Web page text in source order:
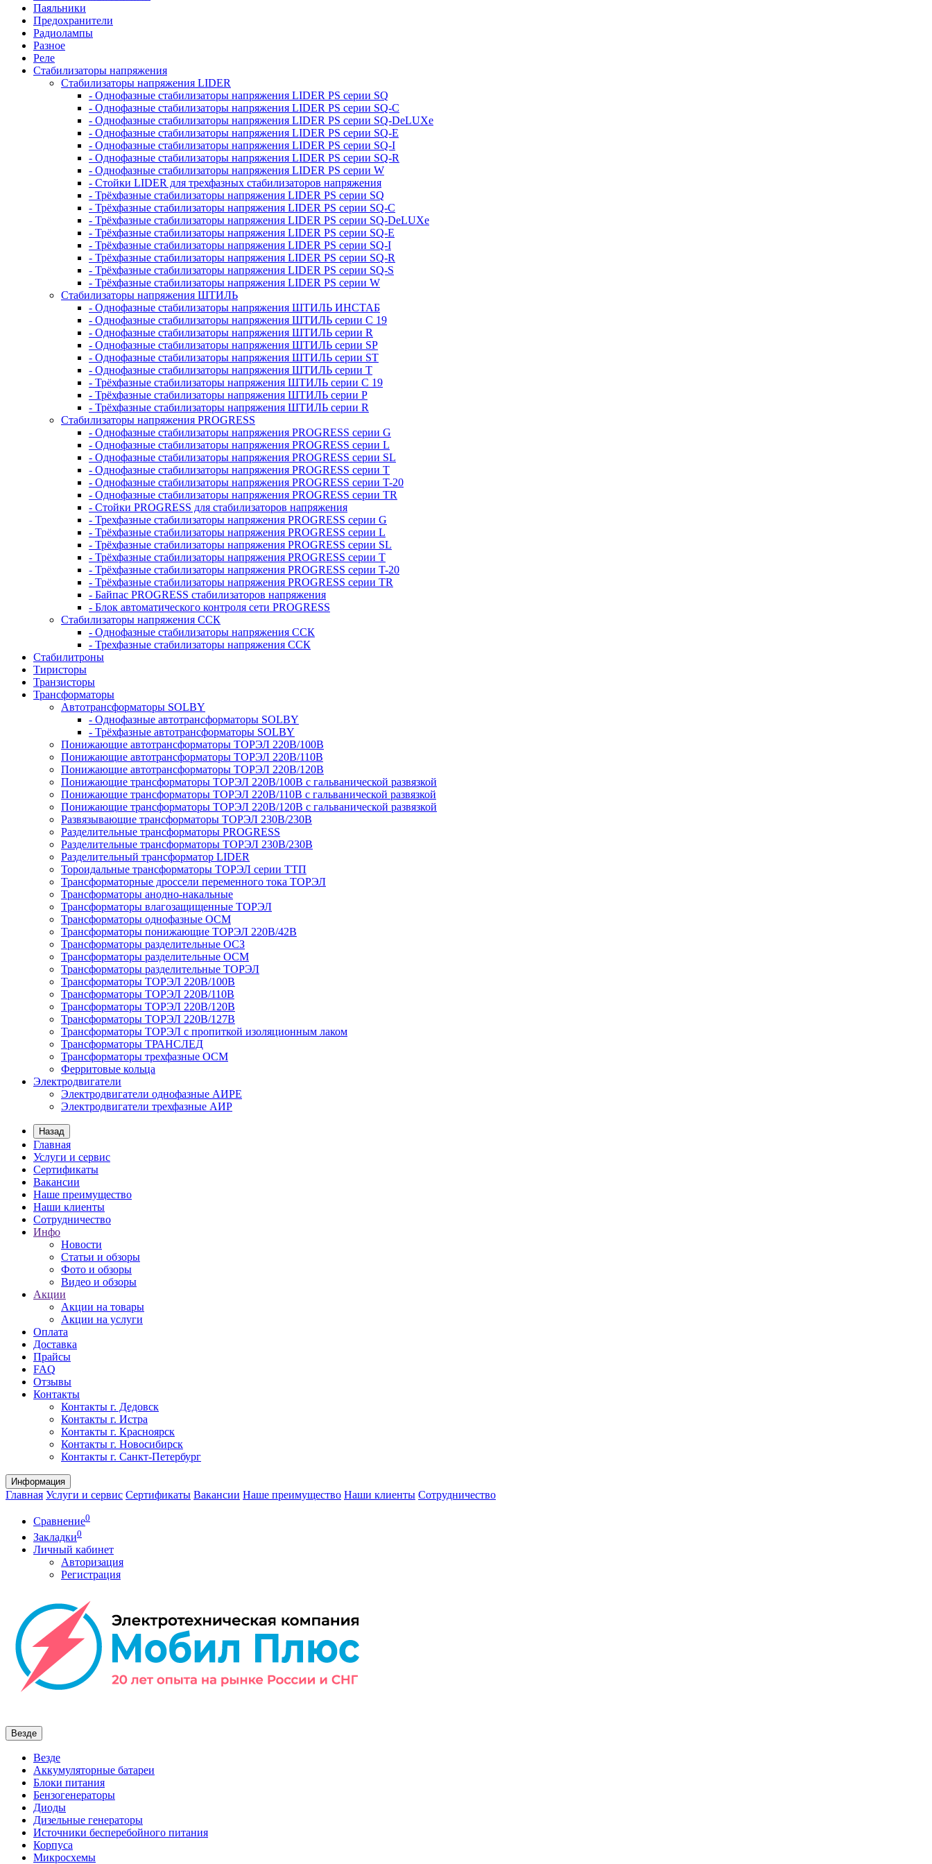
Паяльники
Предохранители
Радиолампы
Разное
Реле
Стабилизаторы напряжения
Стабилизаторы напряжения LIDER
- Однофазные стабилизаторы напряжения LIDER PS серии SQ
- Однофазные стабилизаторы напряжения LIDER PS серии SQ-C
- Однофазные стабилизаторы напряжения LIDER PS серии SQ-DeLUXe
- Однофазные стабилизаторы напряжения LIDER PS серии SQ-E
- Однофазные стабилизаторы напряжения LIDER PS серии SQ-I
- Однофазные стабилизаторы напряжения LIDER PS серии SQ-R
- Однофазные стабилизаторы напряжения LIDER PS серии W
- Стойки LIDER для трехфазных стабилизаторов напряжения
- Трёхфазные стабилизаторы напряжения LIDER PS серии SQ
- Трёхфазные стабилизаторы напряжения LIDER PS серии SQ-C
- Трёхфазные стабилизаторы напряжения LIDER PS серии SQ-DeLUXe
- Трёхфазные стабилизаторы напряжения LIDER PS серии SQ-E
- Трёхфазные стабилизаторы напряжения LIDER PS серии SQ-I
- Трёхфазные стабилизаторы напряжения LIDER PS серии SQ-R
- Трёхфазные стабилизаторы напряжения LIDER PS серии SQ-S
- Трёхфазные стабилизаторы напряжения LIDER PS серии W
Стабилизаторы напряжения ШТИЛЬ
- Однофазные стабилизаторы напряжения ШТИЛЬ ИНСТАБ
- Однофазные стабилизаторы напряжения ШТИЛЬ серии C 19
- Однофазные стабилизаторы напряжения ШТИЛЬ серии R
- Однофазные стабилизаторы напряжения ШТИЛЬ серии SP
- Однофазные стабилизаторы напряжения ШТИЛЬ серии ST
- Однофазные стабилизаторы напряжения ШТИЛЬ серии T
- Трёхфазные стабилизаторы напряжения ШТИЛЬ серии C 19
- Трёхфазные стабилизаторы напряжения ШТИЛЬ серии P
- Трёхфазные стабилизаторы напряжения ШТИЛЬ серии R
Стабилизаторы напряжения PROGRESS
- Однофазные стабилизаторы напряжения PROGRESS серии G
- Однофазные стабилизаторы напряжения PROGRESS серии L
- Однофазные стабилизаторы напряжения PROGRESS серии SL
- Однофазные стабилизаторы напряжения PROGRESS серии T
- Однофазные стабилизаторы напряжения PROGRESS серии T-20
- Однофазные стабилизаторы напряжения PROGRESS серии TR
- Стойки PROGRESS для стабилизаторов напряжения
- Трехфазные стабилизаторы напряжения PROGRESS серии G
- Трёхфазные стабилизаторы напряжения PROGRESS серии L
- Трёхфазные стабилизаторы напряжения PROGRESS серии SL
- Трёхфазные стабилизаторы напряжения PROGRESS серии T
- Трёхфазные стабилизаторы напряжения PROGRESS серии T-20
- Трёхфазные стабилизаторы напряжения PROGRESS серии TR
- Байпас PROGRESS стабилизаторов напряжения
- Блок автоматического контроля сети PROGRESS
Стабилизаторы напряжения ССК
- Однофазные стабилизаторы напряжения ССК
- Трехфазные стабилизаторы напряжения ССК
Стабилитроны
Тиристоры
Транзисторы
Трансформаторы
Автотрансформаторы SOLBY
- Однофазные автотрансформаторы SOLBY
- Трёхфазные автотрансформаторы SOLBY
Понижающие автотрансформаторы ТОРЭЛ 220В/100В
Понижающие автотрансформаторы ТОРЭЛ 220В/110В
Понижающие автотрансформаторы ТОРЭЛ 220В/120В
Понижающие трансформаторы ТОРЭЛ 220В/100В с гальванической развязкой
Понижающие трансформаторы ТОРЭЛ 220В/110В с гальванической развязкой
Понижающие трансформаторы ТОРЭЛ 220В/120В с гальванической развязкой
Развязывающие трансформаторы ТОРЭЛ 230В/230В
Разделительные трансформаторы PROGRESS
Разделительные трансформаторы ТОРЭЛ 230В/230В
Разделительный трансформатор LIDER
Тороидальные трансформаторы ТОРЭЛ серии ТТП
Трансформаторные дроссели переменного тока ТОРЭЛ
Трансформаторы анодно-накальные
Трансформаторы влагозащищенные ТОРЭЛ
Трансформаторы однофазные ОСМ
Трансформаторы понижающие ТОРЭЛ 220В/42В
Трансформаторы разделительные ОСЗ
Трансформаторы разделительные ОСМ
Трансформаторы разделительные ТОРЭЛ
Трансформаторы ТОРЭЛ 220В/100В
Трансформаторы ТОРЭЛ 220В/110В
Трансформаторы ТОРЭЛ 220В/120В
Трансформаторы ТОРЭЛ 220В/127В
Трансформаторы ТОРЭЛ с пропиткой изоляционным лаком
Трансформаторы ТРАНСЛЕД
Трансформаторы трехфазные ОСМ
Ферритовые кольца
Электродвигатели
Электродвигатели однофазные АИРЕ
Электродвигатели трехфазные АИР
Назад
Главная
Услуги и сервис
Сертификаты
Вакансии
Наше преимущество
Наши клиенты
Сотрудничество
Инфо
Новости
Статьи и обзоры
Фото и обзоры
Видео и обзоры
Акции
Акции на товары
Акции на услуги
Оплата
Доставка
Прайсы
FAQ
Отзывы
Контакты
Контакты г. Дедовск
Контакты г. Истра
Контакты г. Красноярск
Контакты г. Новосибирск
Контакты г. Санкт-Петербург
Информация
Главная Услуги и сервис Сертификаты Вакансии Наше преимущество Наши клиенты Сотрудничество
Сравнение0
Закладки0
Личный кабинет
Авторизация
Регистрация
Везде
Везде
Аккумуляторные батареи
Блоки питания
Бензогенераторы
Диоды
Дизельные генераторы
Источники бесперебойного питания
Корпуса
Микросхемы